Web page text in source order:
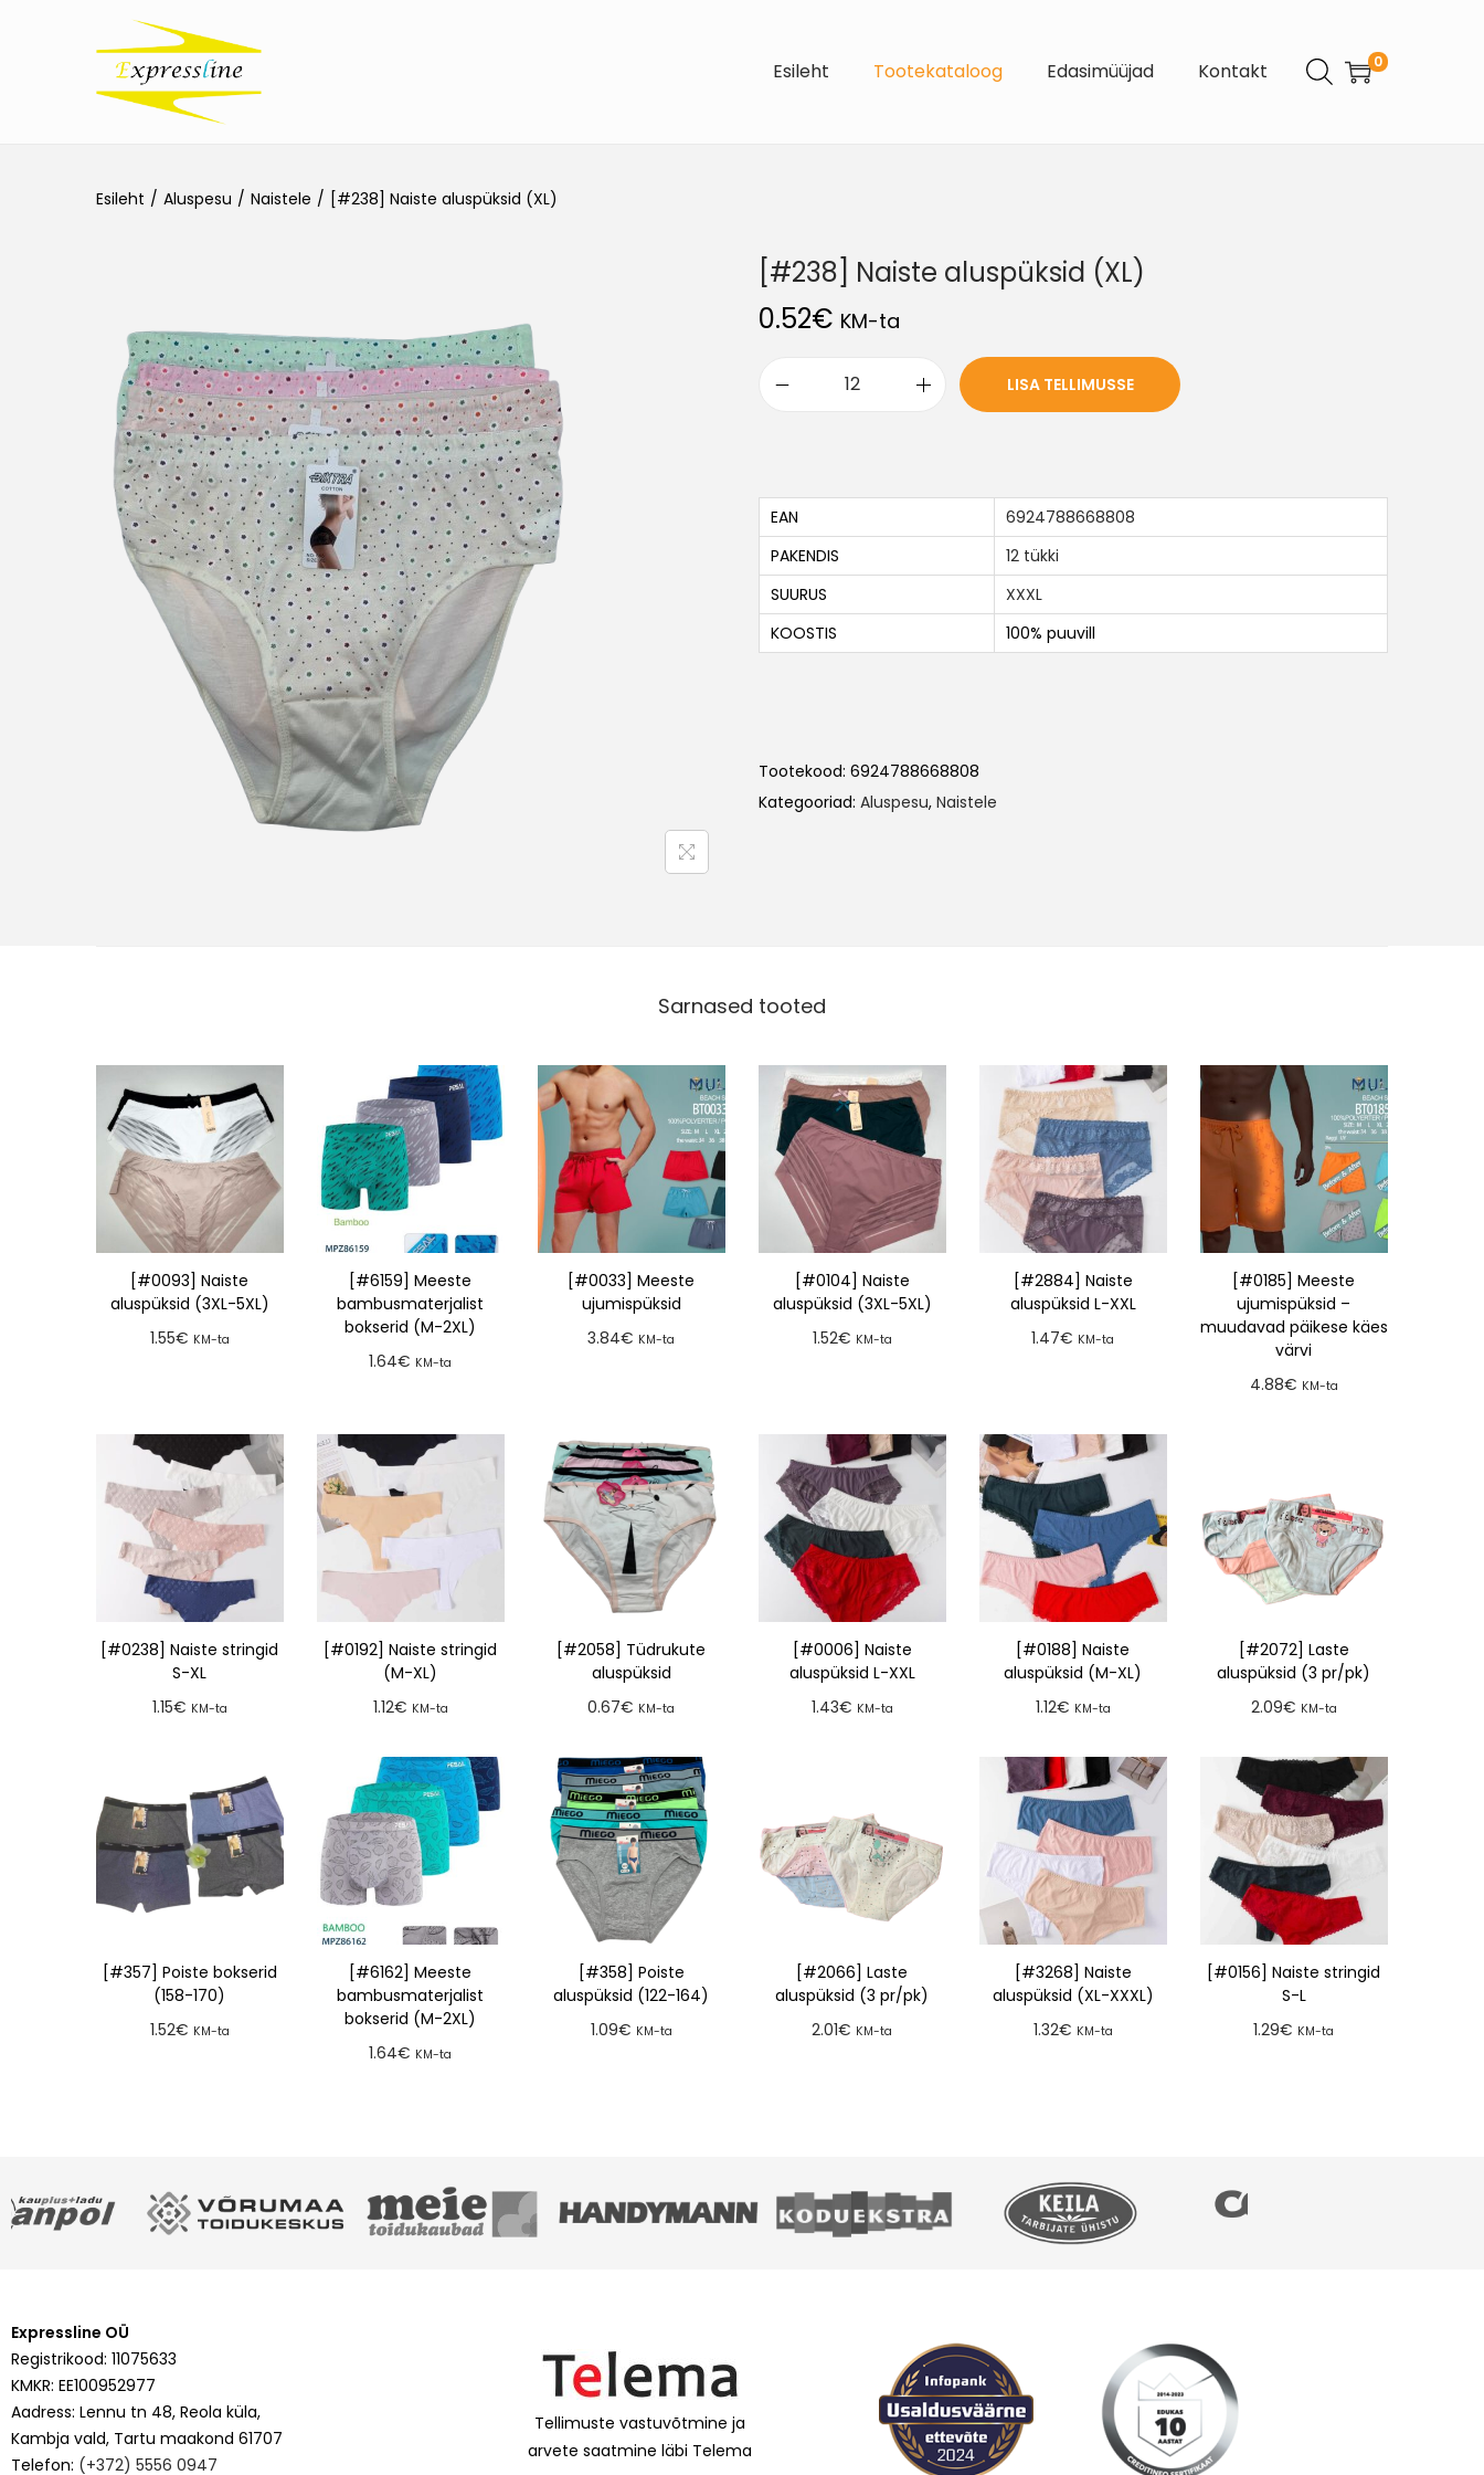
Esileht Tootekataloog Edasimüüjad Kontakt 0
Esileht / Aluspesu / Naistele / [#238] Naiste aluspüksid (XL)
[#238] Naiste aluspüksid (XL)
0.52€ KM-ta
LISA TELLIMUSSE
EAN
6924788668808
PAKENDIS
12 tükki
SUURUS
XXXL
KOOSTIS
100% puuvill
Tootekood: 6924788668808
Kategooriad: Aluspesu, Naistele
Sarnased tooted
[#0093] Naiste
aluspüksid (3XL-5XL)
1.55€ KM-ta
[#6159] Meeste
bambusmaterjalist
bokserid (M-2XL)
1.64€ KM-ta
[#0033] Meeste
ujumispüksid
3.84€ KM-ta
[#0104] Naiste
aluspüksid (3XL-5XL)
1.52€ KM-ta
[#2884] Naiste
aluspüksid L-XXL
1.47€ KM-ta
[#0185] Meeste
ujumispüksid –
muudavad päikese käes
värvi
4.88€ KM-ta
[#0238] Naiste stringid
S-XL
1.15€ KM-ta
[#0192] Naiste stringid
(M-XL)
1.12€ KM-ta
[#2058] Tüdrukute
aluspüksid
0.67€ KM-ta
[#0006] Naiste
aluspüksid L-XXL
1.43€ KM-ta
[#0188] Naiste
aluspüksid (M-XL)
1.12€ KM-ta
[#2072] Laste
aluspüksid (3 pr/pk)
2.09€ KM-ta
[#357] Poiste bokserid
(158-170)
1.52€ KM-ta
[#6162] Meeste
bambusmaterjalist
bokserid (M-2XL)
1.64€ KM-ta
[#358] Poiste
aluspüksid (122-164)
1.09€ KM-ta
[#2066] Laste
aluspüksid (3 pr/pk)
2.01€ KM-ta
[#3268] Naiste
aluspüksid (XL-XXXL)
1.32€ KM-ta
[#0156] Naiste stringid
S-L
1.29€ KM-ta
Expressline OÜ
Registrikood: 11075633
KMKR: EE100952977
Aadress: Lennu tn 48, Reola küla,
Kambja vald, Tartu maakond 61707
Telefon: (+372) 5556 0947
Tellimuste vastuvõtmine ja
arvete saatmine läbi Telema